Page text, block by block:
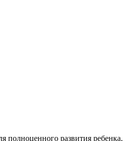
полноценного развития ребенка,